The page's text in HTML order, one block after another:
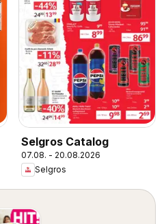
Selgros Catalog
07.08. - 20.08.2026
Selgros